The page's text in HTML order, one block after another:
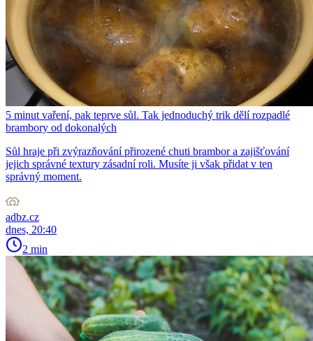
5 minut vaření, pak teprve sůl. Tak jednoduchý trik dělí rozpadlé
brambory od dokonalých
Sůl hraje při zvýrazňování přirozené chuti brambor a zajišťování
jejich správné textury zásadní roli. Musíte ji však přidat v ten
správný moment.
adbz.cz
dnes, 20:40
2 min